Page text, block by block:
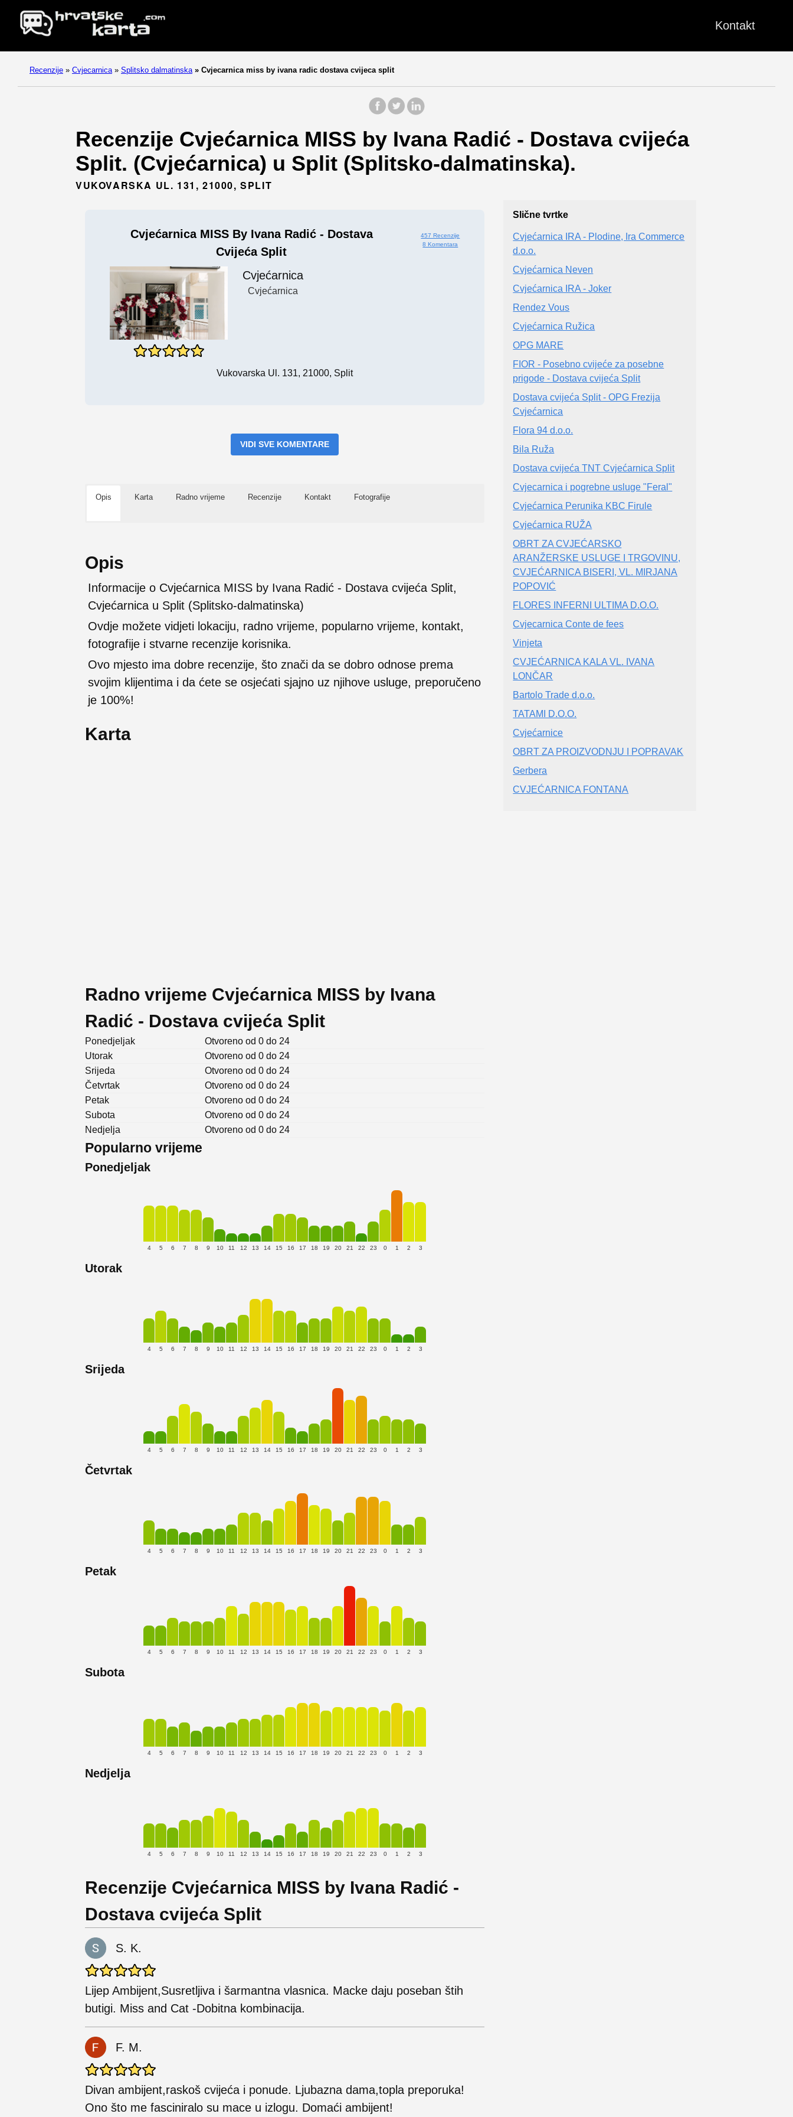
Kontakt
Recenzije » Cvjecarnica » Splitsko dalmatinska » Cvjecarnica miss by ivana radic dostava cvijeca split
Recenzije Cvjećarnica MISS by Ivana Radić - Dostava cvijeća
Split. (Cvjećarnica) u Split (Splitsko-dalmatinska).
VUKOVARSKA UL. 131, 21000, SPLIT
Cvjećarnica MISS By Ivana Radić - Dostava
Cvijeća Split
457 Recenzije
8 Komentara
Cvjećarnica
Cvjećarnica
Vukovarska Ul. 131, 21000, Split
VIDI SVE KOMENTARE
Opis Karta Radno vrijeme Recenzije Kontakt Fotografije
Opis
Informacije o Cvjećarnica MISS by Ivana Radić - Dostava cvijeća Split,
Cvjećarnica u Split (Splitsko-dalmatinska)
Ovdje možete vidjeti lokaciju, radno vrijeme, popularno vrijeme, kontakt,
fotografije i stvarne recenzije korisnika.
Ovo mjesto ima dobre recenzije, što znači da se dobro odnose prema
svojim klijentima i da ćete se osjećati sjajno uz njihove usluge, preporučeno
je 100%!
Karta
Radno vrijeme Cvjećarnica MISS by Ivana
Radić - Dostava cvijeća Split
Ponedjeljak
Otvoreno od 0 do 24
Utorak
Otvoreno od 0 do 24
Srijeda
Otvoreno od 0 do 24
Četvrtak
Otvoreno od 0 do 24
Petak
Otvoreno od 0 do 24
Subota
Otvoreno od 0 do 24
Nedjelja
Otvoreno od 0 do 24
Popularno vrijeme
Ponedjeljak
4 5 6 7 8 9 10 11 12 13 14 15 16 17 18 19 20 21 22 23 0 1 2 3
Utorak
4 5 6 7 8 9 10 11 12 13 14 15 16 17 18 19 20 21 22 23 0 1 2 3
Srijeda
4 5 6 7 8 9 10 11 12 13 14 15 16 17 18 19 20 21 22 23 0 1 2 3
Četvrtak
4 5 6 7 8 9 10 11 12 13 14 15 16 17 18 19 20 21 22 23 0 1 2 3
Petak
4 5 6 7 8 9 10 11 12 13 14 15 16 17 18 19 20 21 22 23 0 1 2 3
Subota
4 5 6 7 8 9 10 11 12 13 14 15 16 17 18 19 20 21 22 23 0 1 2 3
Nedjelja
4 5 6 7 8 9 10 11 12 13 14 15 16 17 18 19 20 21 22 23 0 1 2 3
Recenzije Cvjećarnica MISS by Ivana Radić -
Dostava cvijeća Split
S. K.
Lijep Ambijent,Susretljiva i šarmantna vlasnica. Macke daju poseban štih
butigi. Miss and Cat -Dobitna kombinacija.
F. M.
Divan ambijent,raskoš cvijeća i ponude. Ljubazna dama,topla preporuka!
Ono što me fasciniralo su mace u izlogu. Domaći ambijent!
Slične tvrtke
Cvjećarnica IRA - Plodine, Ira Commerce
d.o.o.
Cvjećarnica Neven
Cvjećarnica IRA - Joker
Rendez Vous
Cvjećarnica Ružica
OPG MARE
FIOR - Posebno cvijeće za posebne
prigode - Dostava cvijeća Split
Dostava cvijeća Split - OPG Frezija
Cvjećarnica
Flora 94 d.o.o.
Bila Ruža
Dostava cvijeća TNT Cvjećarnica Split
Cvjecarnica i pogrebne usluge "Feral"
Cvjećarnica Perunika KBC Firule
Cvjećarnica RUŽA
OBRT ZA CVJEĆARSKO
ARANŽERSKE USLUGE I TRGOVINU,
CVJEĆARNICA BISERI, VL. MIRJANA
POPOVIĆ
FLORES INFERNI ULTIMA D.O.O.
Cvjecarnica Conte de fees
Vinjeta
CVJEĆARNICA KALA VL. IVANA
LONČAR
Bartolo Trade d.o.o.
TATAMI D.O.O.
Cvjećarnice
OBRT ZA PROIZVODNJU I POPRAVAK
Gerbera
CVJEĆARNICA FONTANA